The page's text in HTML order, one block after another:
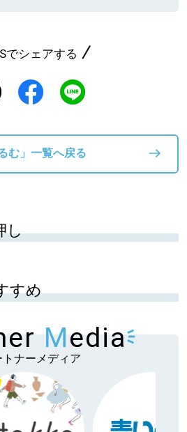
でシェアする
む」一覧へ戻る
し
すめ
Media
トナーメディア